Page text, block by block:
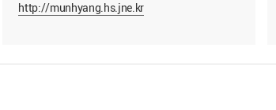
http://munhyang.hs.jne.kr